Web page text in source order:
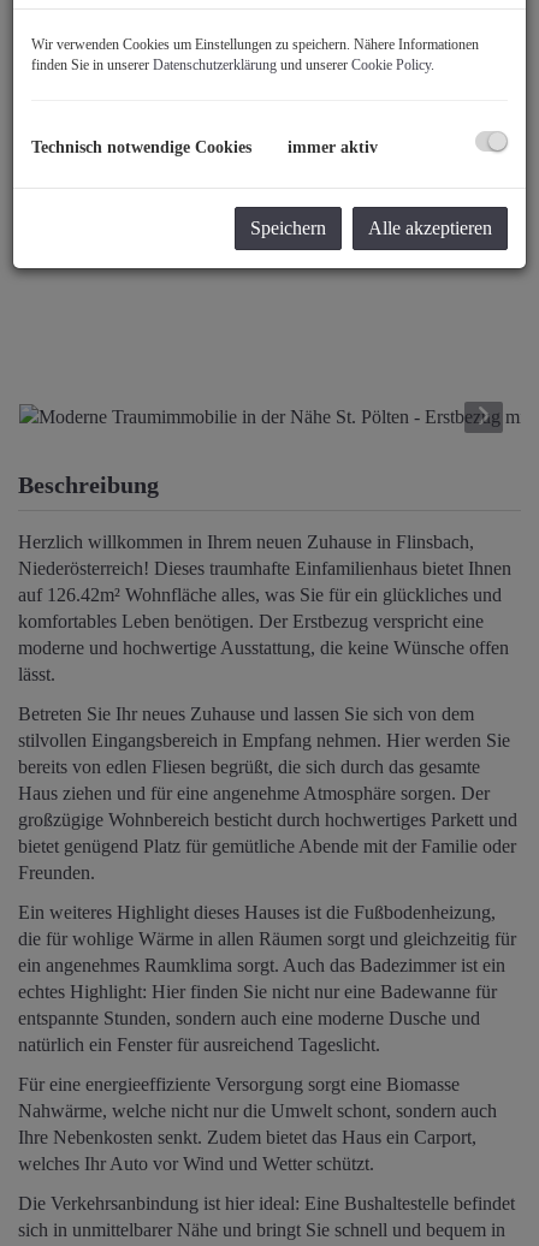
Beschreibung
Herzlich willkommen in Ihrem neuen Zuhause in Flinsbach,
Niederösterreich! Dieses traumhafte Einfamilienhaus bietet Ihnen
auf 126.42m² Wohnfläche alles, was Sie für ein glückliches und
komfortables Leben benötigen. Der Erstbezug verspricht eine
moderne und hochwertige Ausstattung, die keine Wünsche offen
lässt.
Betreten Sie Ihr neues Zuhause und lassen Sie sich von dem
stilvollen Eingangsbereich in Empfang nehmen. Hier werden Sie
bereits von edlen Fliesen begrüßt, die sich durch das gesamte
Haus ziehen und für eine angenehme Atmosphäre sorgen. Der
großzügige Wohnbereich besticht durch hochwertiges Parkett und
bietet genügend Platz für gemütliche Abende mit der Familie oder
Freunden.
Ein weiteres Highlight dieses Hauses ist die Fußbodenheizung,
die für wohlige Wärme in allen Räumen sorgt und gleichzeitig für
ein angenehmes Raumklima sorgt. Auch das Badezimmer ist ein
echtes Highlight: Hier finden Sie nicht nur eine Badewanne für
entspannte Stunden, sondern auch eine moderne Dusche und
natürlich ein Fenster für ausreichend Tageslicht.
Für eine energieeffiziente Versorgung sorgt eine Biomasse
Nahwärme, welche nicht nur die Umwelt schont, sondern auch
Ihre Nebenkosten senkt. Zudem bietet das Haus ein Carport,
welches Ihr Auto vor Wind und Wetter schützt.
Die Verkehrsanbindung ist hier ideal: Eine Bushaltestelle befindet
sich in unmittelbarer Nähe und bringt Sie schnell und bequem in
Wir verwenden Cookies um Einstellungen zu speichern. Nähere Informationen
finden Sie in unserer Datenschutzerklärung und unserer Cookie Policy.
Technisch notwendige Cookies immer aktiv
Speichern Alle akzeptieren